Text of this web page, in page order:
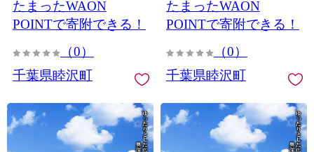
たまったWAON
POINTで寄附できる！
（0）
千葉県睦沢町
たまったWAON
POINTで寄附できる！
（0）
千葉県睦沢町